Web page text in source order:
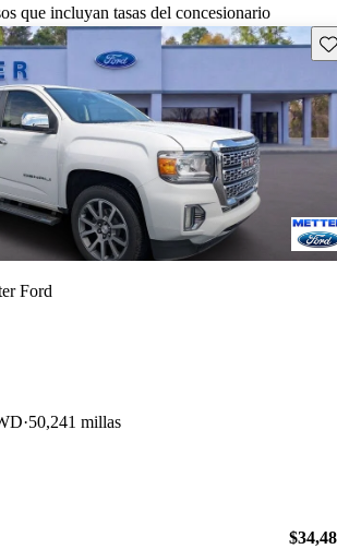
que incluyan tasas del concesionario
Ford
50,241 millas